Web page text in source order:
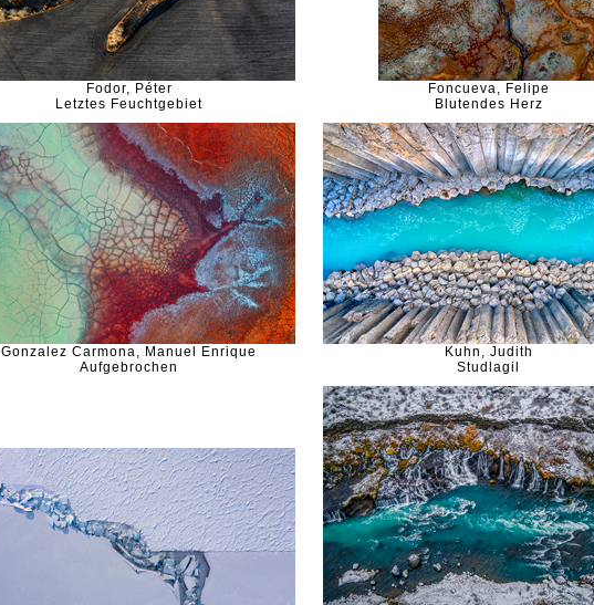
Fodor, Péter
Letztes Feuchtgebiet
Foncueva, Felipe
Blutendes Herz
Gonzalez Carmona, Manuel Enrique
Aufgebrochen
Kuhn, Judith
Studlagil